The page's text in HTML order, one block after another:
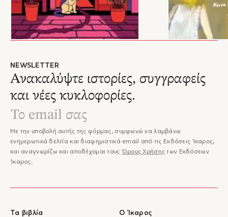
NEWSLETTER
Ανακαλύψτε ιστορίες, συγγραφείς
και νέες κυκλοφορίες.
Με την υποβολή αυτής της φόρμας, συμφωνώ να λαμβάνω
ενημερωτικά δελτία και διαφημιστικά email από τις Εκδόσεις Ίκαρος,
και αναγνωρίζω και αποδέχομαι τους Όρους Χρήσης των Εκδόσεων
Ίκαρος.
Τα βιβλία
Ο Ίκαρος